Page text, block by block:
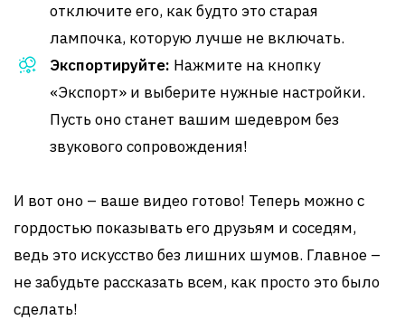
отключите его, как будто это старая
лампочка, которую лучше не включать.
Экспортируйте: Нажмите на кнопку
«Экспорт» и выберите нужные настройки.
Пусть оно станет вашим шедевром без
звукового сопровождения!
И вот оно – ваше видео готово! Теперь можно с
гордостью показывать его друзьям и соседям,
ведь это искусство без лишних шумов. Главное –
не забудьте рассказать всем, как просто это было
сделать!